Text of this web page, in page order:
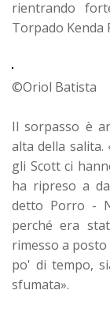
rientrando
Torpado Kenda
©Oriol Batista
Il sorpasso è
alta della salita.
gli Scott ci
ha ripreso a
detto Porro -
perché era
rimesso a
po' di tempo,
sfumata».